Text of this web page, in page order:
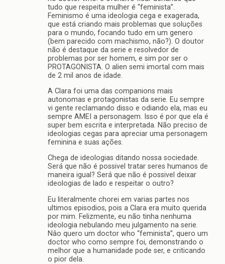
tudo que respeita mulher é “feminista”.
Feminismo é uma ideologia cega e exagerada,
que está criando mais problemas que soluções
para o mundo, focando tudo em um genero
(bem parecido com machismo, não?). O doutor
não é destaque da serie e resolvedor de
problemas por ser homem, e sim por ser o
PROTAGONISTA. O alien semi imortal com mais
de 2 mil anos de idade.
A Clara foi uma das companions mais
autonomas e protagonistas da serie. Eu sempre
vi gente reclamando disso e odiando ela, mas eu
sempre AMEI a personagem. Isso é por que ela é
super bem escrita e interpretada. Não preciso de
ideologias cegas para apreciar uma personagem
feminina e suas ações.
Chega de ideologias ditando nossa sociedade.
Será que não é possivel tratar seres humanos de
maneira igual? Será que não é possivel deixar
ideologias de lado e respeitar o outro?
Eu literalmente chorei em varias partes nos
ultimos episodios, pois a Clara era muito querida
por mim. Felizmente, eu não tinha nenhuma
ideologia nebulando meu julgamento na serie.
Nâo quero um doctor who “feminista”, quero um
doctor who como sempre foi, demonstrando o
melhor que a humanidade pode ser, e criticando
o pior dela.